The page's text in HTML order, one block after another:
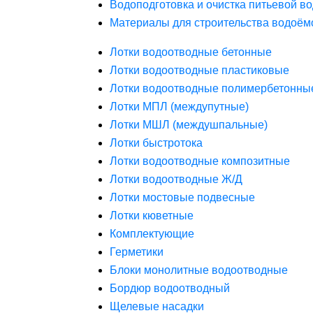
Водоподготовка и очистка питьевой
Материалы для строительства
Лотки водоотводные бетонные
Лотки водоотводные пластиковые
Лотки водоотводные
Лотки МПЛ (междупутные)
Лотки МШЛ (междушпальные)
Лотки быстротока
Лотки водоотводные композитные
Лотки водоотводные Ж/Д
Лотки мостовые подвесные
Лотки кюветные
Комплектующие
Герметики
Блоки монолитные водоотводные
Бордюр водоотводный
Щелевые насадки